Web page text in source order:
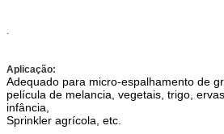
.
Aplicação:
Adequado para micro-espalhamento de
película de melancia, vegetais, trigo,
infância,
Sprinkler agrícola, etc.